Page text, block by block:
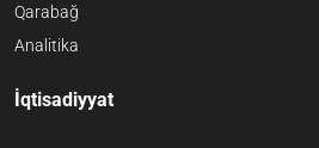
Qarabağ
Analitika
İqtisadiyyat